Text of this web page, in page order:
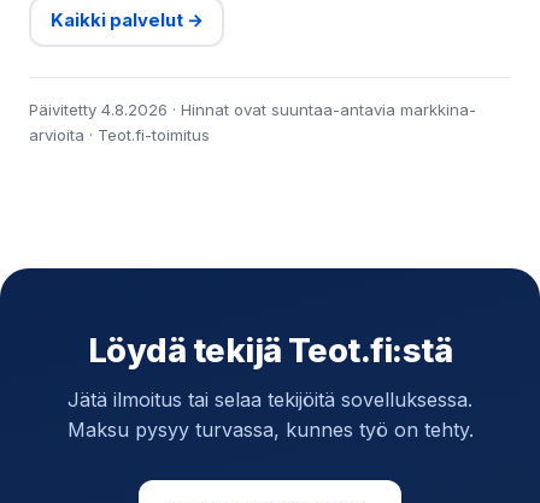
Kaikki palvelut →
Päivitetty 4.8.2026 · Hinnat ovat suuntaa-antavia markkina-
arvioita · Teot.fi-toimitus
Löydä tekijä Teot.fi:stä
Jätä ilmoitus tai selaa tekijöitä sovelluksessa.
Maksu pysyy turvassa, kunnes työ on tehty.